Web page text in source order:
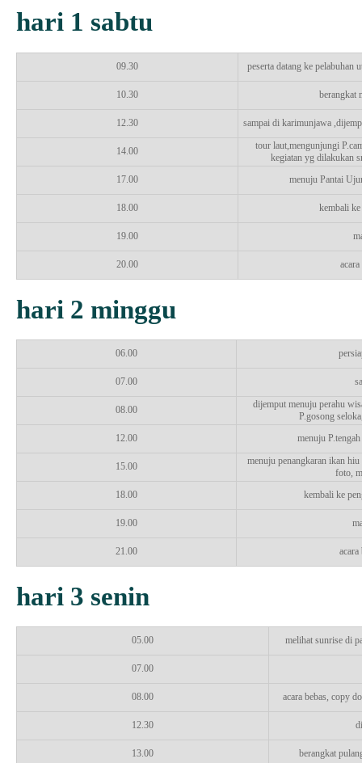
hari 1 sabtu
09.30 peserta datang ke pelabuhan
10.30 berangkat
12.30 sampai di karimunjawa
14.00
tour laut,mengunjungi
kegiatan yg dilakukan
17.00
menuju Pantai
18.00 kembali
19.00
20.00
hari 2 minggu
06.00
07.00
08.00
dijemput menuju perahu
P.gosong
12.00
menuju
15.00
menuju penangkaran ikan
foto,
18.00
kembali ke
19.00
21.00 acara
hari 3 senin
05.00 melihat sunrise di
07.00
08.00 acara bebas, copy
12.30
13.00 berangkat